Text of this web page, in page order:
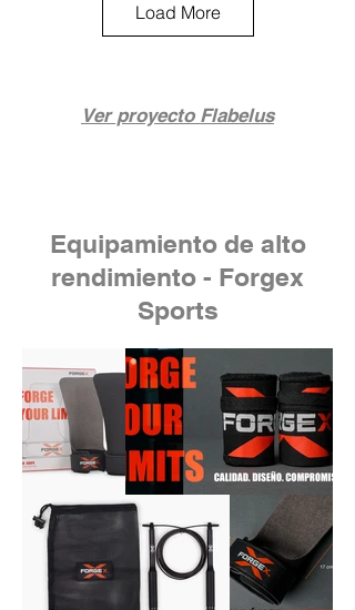
Load More
Ver proyecto Flabelus
Equipamiento de alto
rendimiento - Forgex
Sports